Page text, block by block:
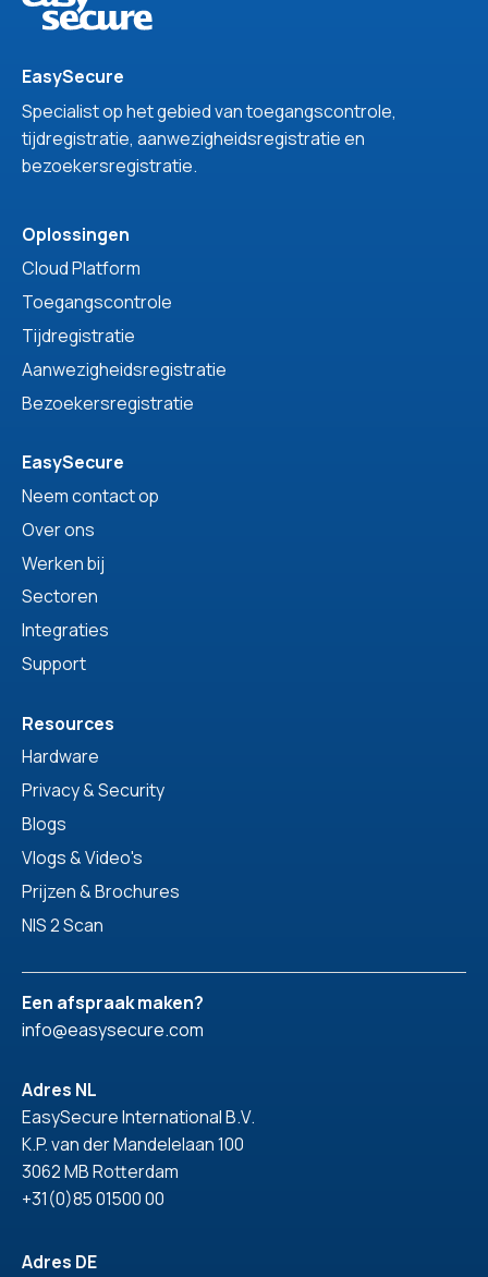
EasySecure
Specialist op het gebied van toegangscontrole,
tijdregistratie, aanwezigheidsregistratie en
bezoekersregistratie.
Oplossingen
Cloud Platform
Toegangscontrole
Tijdregistratie
Aanwezigheidsregistratie
Bezoekersregistratie
EasySecure
Neem contact op
Over ons
Werken bij
Sectoren
Integraties
Support
Resources
Hardware
Privacy & Security
Blogs
Vlogs & Video's
Prijzen & Brochures
NIS 2 Scan
Een afspraak maken?
info@easysecure.com
Adres NL
EasySecure International B.V.
K.P. van der Mandelelaan 100
3062 MB Rotterdam
+31(0)85 01500 00
Adres DE